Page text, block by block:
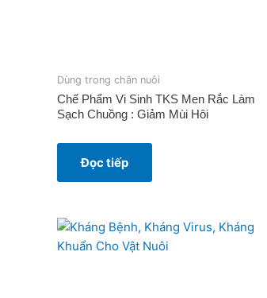
Dùng trong chăn nuôi
Chế Phẩm Vi Sinh TKS Men Rắc Làm
Sạch Chuồng : Giảm Mùi Hôi
Đọc tiếp